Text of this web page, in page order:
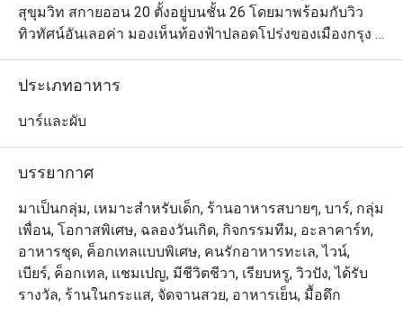
สุขุมวิท สกายออน 20 ตั้งอยู่บนชั้น 26 โดยมาพร้อมกับวิว
ทิวทัศน์อันเลอค่า มองเห็นท้องฟ้าปลอดโปร่งของเมืองกรุง
และเพลิดเพลินกับการชมพระอาทิตย์ที่กำลังจะตกดิน ทาง
ร้านพร้อมที่จะเสิร์ฟเมนูเครื่องดื่มมากมาย รวมไปถึงเมนู
Belvedere ส่วนเชฟนั้นยังใส่ใจกับการเลือกสรรค์วัตถุดิบ เพื่อ
ประเภทอาหาร
บาร์และผับ
บรรยากาศ
มาเป็นกลุ่ม, เหมาะสำหรับเด็ก, ร้านอาหารสบายๆ, บาร์, กลุ่ม
เพื่อน, โอกาสพิเศษ, ฉลองวันเกิด, กิจกรรมทีม, อะลาคาร์ท,
อาหารชุด, ค็อกเทลแบบพิเศษ, คนรักอาหารทะเล, ไวน์,
เบียร์, ค็อกเทล, แชมเปญ, มีชีวิตชีวา, เรียบหรู, วิวปัง, ได้รับ
รางวัล, ร้านในกระแส, จัดจานสวย, อาหารเย็น, มื้อดึก